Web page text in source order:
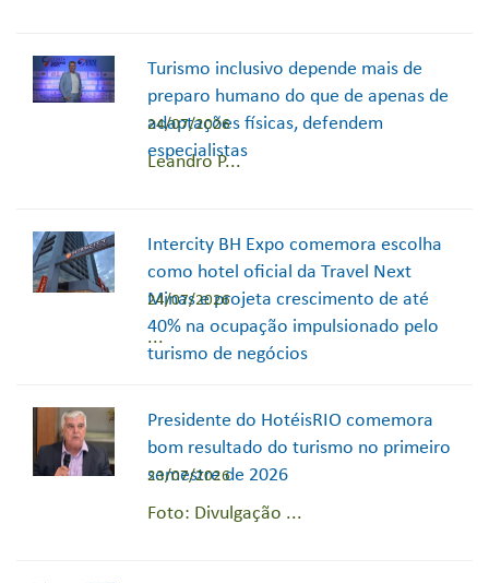
Turismo inclusivo depende mais de
preparo humano do que de apenas de
adaptações físicas, defendem
especialistas
24/07/2026
Leandro P...
Intercity BH Expo comemora escolha
como hotel oficial da Travel Next
Minas e projeta crescimento de até
40% na ocupação impulsionado pelo
turismo de negócios
24/07/2026
...
Presidente do HotéisRIO comemora
bom resultado do turismo no primeiro
semestre de 2026
23/07/2026
Foto: Divulgação ...